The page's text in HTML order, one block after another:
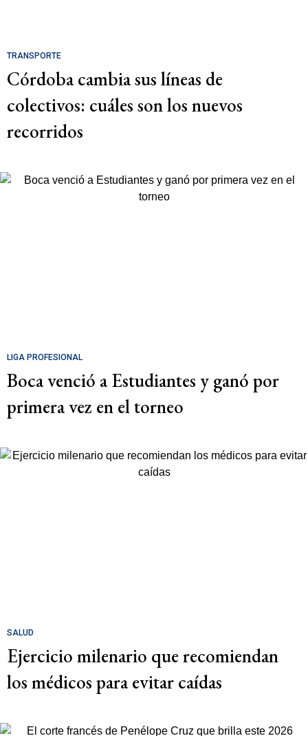
TRANSPORTE
Córdoba cambia sus líneas de
colectivos: cuáles son los nuevos
recorridos
LIGA PROFESIONAL
Boca venció a Estudiantes y ganó por
primera vez en el torneo
SALUD
Ejercicio milenario que recomiendan
los médicos para evitar caídas